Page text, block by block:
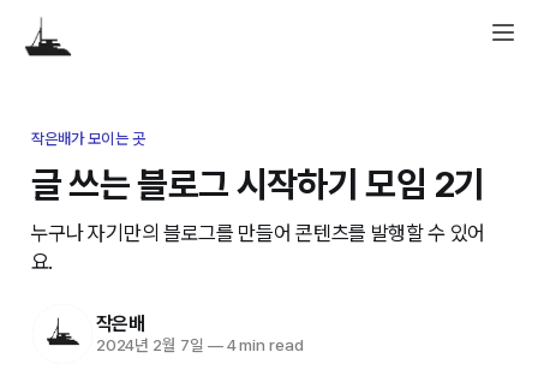
작은배가 모이는 곳
글 쓰는 블로그 시작하기 모임 2기
누구나 자기만의 블로그를 만들어 콘텐츠를 발행할 수 있어
요.
작은배
2024년 2월 7일 —4 min read